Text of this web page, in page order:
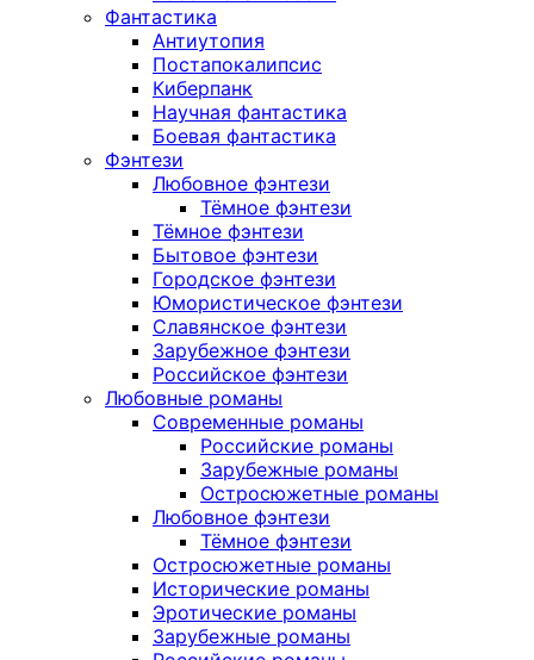
Фантастика
Антиутопия
Постапокалипсис
Киберпанк
Научная фантастика
Боевая фантастика
Фэнтези
Любовное фэнтези
Тёмное фэнтези
Тёмное фэнтези
Бытовое фэнтези
Городское фэнтези
Юмористическое фэнтези
Славянское фэнтези
Зарубежное фэнтези
Российское фэнтези
Любовные романы
Современные романы
Российские романы
Зарубежные романы
Остросюжетные романы
Любовное фэнтези
Тёмное фэнтези
Остросюжетные романы
Исторические романы
Эротические романы
Зарубежные романы